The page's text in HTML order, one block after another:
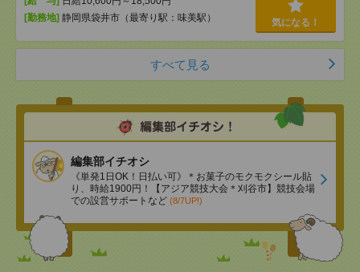
[勤務地] 静岡県袋井市（最寄り駅：味美駅） 気になる！
すべて見る
編集部イチオシ
《単発1日OK！日払い可》＊お菓子のモクモクシール貼
り、時給1900円！【アジア競技大会＊刈谷市】競技会場
での設営サポートなど (8/7UP!)